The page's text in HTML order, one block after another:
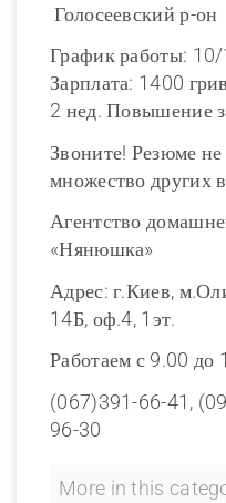
Голосеевский р-он
График работы: 10/
Зарплата: 1400
2 нед. Повышение
Звоните! Резюме
множество других
Агентство
«Нянюшка»
Адрес: г.Киев,
14Б, оф.4, 1эт.
Работаем с 9.00 до
(067)391-66-41,
96-30
More in this